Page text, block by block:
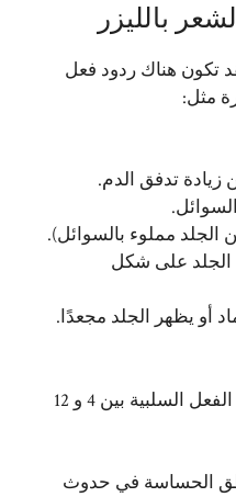
بالليزر
تكون هناك ردود فعل
مثل:
زيادة تدفق الدم.
مملوء بالسوائل).
الجلد على شكل
أو يظهر الجلد مجعدًا.
قد يكون هناك المزيد من ردود الفعل السلبية بين 4 و 12
الحساسة في حدوث